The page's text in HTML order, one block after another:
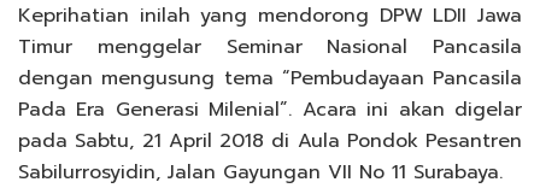
Keprihatian inilah yang mendorong DPW LDII Jawa
Timur menggelar Seminar Nasional Pancasila
dengan mengusung tema “Pembudayaan Pancasila
Pada Era Generasi Milenial”. Acara ini akan digelar
pada Sabtu, 21 April 2018 di Aula Pondok Pesantren
Sabilurrosyidin, Jalan Gayungan VII No 11 Surabaya.